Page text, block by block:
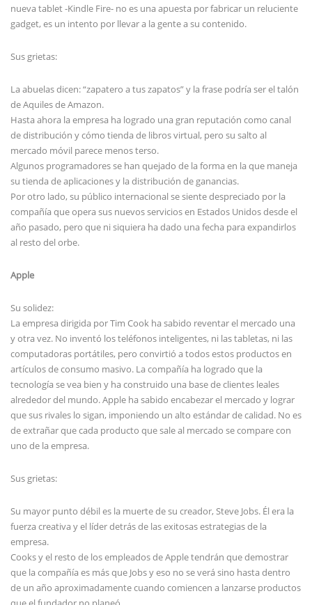
nueva tablet -Kindle Fire- no es una apuesta por fabricar un reluciente
gadget, es un intento por llevar a la gente a su contenido.
Sus grietas:
La abuelas dicen: “zapatero a tus zapatos” y la frase podría ser el talón
de Aquiles de Amazon.
Hasta ahora la empresa ha logrado una gran reputación como canal
de distribución y cómo tienda de libros virtual, pero su salto al
mercado móvil parece menos terso.
Algunos programadores se han quejado de la forma en la que maneja
su tienda de aplicaciones y la distribución de ganancias.
Por otro lado, su público internacional se siente despreciado por la
compañía que opera sus nuevos servicios en Estados Unidos desde el
año pasado, pero que ni siquiera ha dado una fecha para expandirlos
al resto del orbe.
Apple
Su solidez:
La empresa dirigida por Tim Cook ha sabido reventar el mercado una
y otra vez. No inventó los teléfonos inteligentes, ni las tabletas, ni las
computadoras portátiles, pero convirtió a todos estos productos en
artículos de consumo masivo. La compañía ha logrado que la
tecnología se vea bien y ha construido una base de clientes leales
alrededor del mundo. Apple ha sabido encabezar el mercado y lograr
que sus rivales lo sigan, imponiendo un alto estándar de calidad. No es
de extrañar que cada producto que sale al mercado se compare con
uno de la empresa.
Sus grietas:
Su mayor punto débil es la muerte de su creador, Steve Jobs. Él era la
fuerza creativa y el líder detrás de las exitosas estrategias de la
empresa.
Cooks y el resto de los empleados de Apple tendrán que demostrar
que la compañía es más que Jobs y eso no se verá sino hasta dentro
de un año aproximadamente cuando comiencen a lanzarse productos